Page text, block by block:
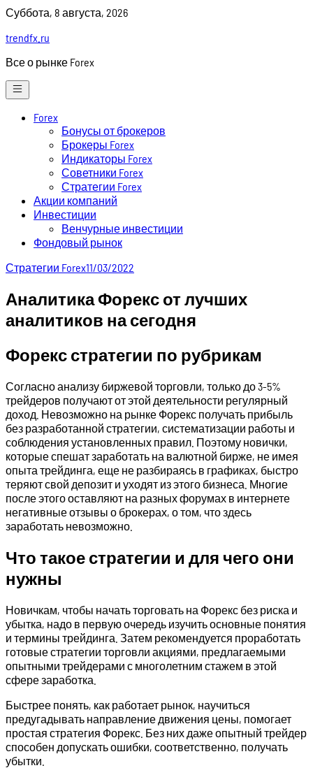
Skip
content
Суббота, 8 августа, 2026
trendfx.ru
Все о рынке Forex
Forex
Бонусы от брокеров
Брокеры Forex
Индикаторы Forex
Советники Forex
Стратегии Forex
Акции компаний
Инвестиции
Венчурные инвестиции
Фондовый рынок
Стратегии Forex11/03/2022
Аналитика Форекс от лучших
аналитиков на сегодня
Форекс стратегии по рубрикам
Согласно анализу биржевой торговли, только до 3-5%
трейдеров получают от этой деятельности регулярный
доход. Невозможно на рынке Форекс получать прибыль
без разработанной стратегии, систематизации работы и
соблюдения установленных правил. Поэтому новички,
которые спешат заработать на валютной бирже, не имея
опыта трейдинга, еще не разбираясь в графиках, быстро
теряют свой депозит и уходят из этого бизнеса. Многие
после этого оставляют на разных форумах в интернете
негативные отзывы о брокерах, о том, что здесь
заработать невозможно.
Что такое стратегии и для чего они
нужны
Новичкам, чтобы начать торговать на Форекс без риска и
убытка, надо в первую очередь изучить основные понятия
и термины трейдинга. Затем рекомендуется проработать
готовые стратегии торговли акциями, предлагаемыми
опытными трейдерами с многолетним стажем в этой
сфере заработка.
Быстрее понять, как работает рынок, научиться
предугадывать направление движения цены, помогает
простая стратегия Форекс. Без них даже опытный трейдер
способен допускать ошибки, соответственно, получать
убытки.